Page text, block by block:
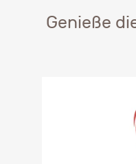
Genieße